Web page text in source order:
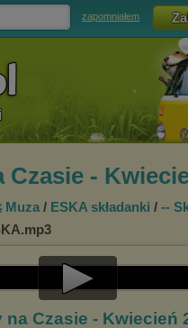
zapomniałem
Czasie -
Muza / ESKA składanki / --
Play
na Czasie - Kwiecień